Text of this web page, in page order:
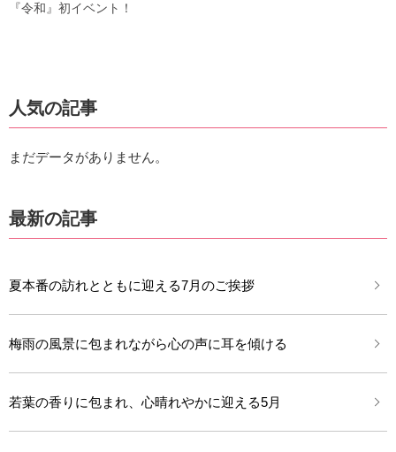
『令和』初イベント！
人気の記事
まだデータがありません。
最新の記事
夏本番の訪れとともに迎える7月のご挨拶
梅雨の風景に包まれながら心の声に耳を傾ける
若葉の香りに包まれ、心晴れやかに迎える5月